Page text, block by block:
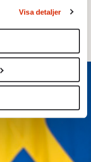
när som
att anpassa innehållet
trafik. Vi
och annan
medier och
med.
med annan
eller som de har
personuppgifter
Visa detaljer
och
att strunta i den
farligt.